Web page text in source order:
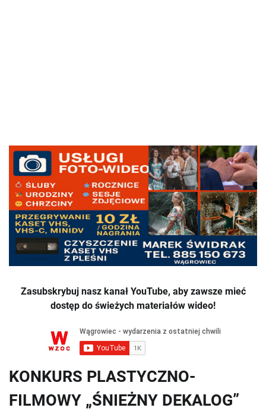
Zasubskrybuj nasz kanał YouTube, aby zawsze mieć
dostęp do świeżych materiałów wideo!
KONKURS PLASTYCZNO-
FILMOWY „ŚNIEŻNY DEKALOG”